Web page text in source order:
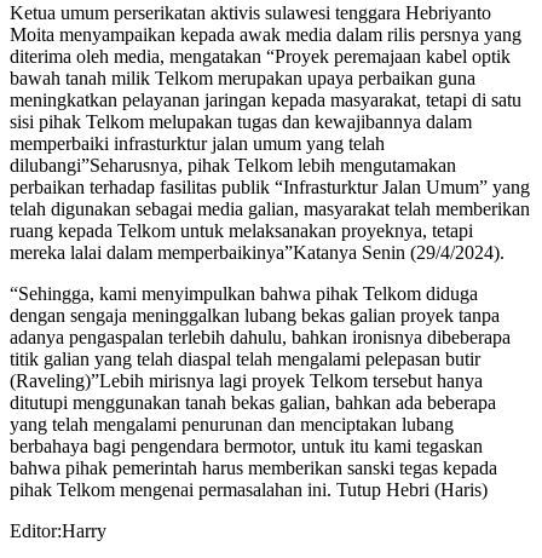
Ketua umum perserikatan aktivis sulawesi tenggara Hebriyanto
Moita menyampaikan kepada awak media dalam rilis persnya yang
diterima oleh media, mengatakan “Proyek peremajaan kabel optik
bawah tanah milik Telkom merupakan upaya perbaikan guna
meningkatkan pelayanan jaringan kepada masyarakat, tetapi di satu
sisi pihak Telkom melupakan tugas dan kewajibannya dalam
memperbaiki infrasturktur jalan umum yang telah
dilubangi”Seharusnya, pihak Telkom lebih mengutamakan
perbaikan terhadap fasilitas publik “Infrasturktur Jalan Umum” yang
telah digunakan sebagai media galian, masyarakat telah memberikan
ruang kepada Telkom untuk melaksanakan proyeknya, tetapi
mereka lalai dalam memperbaikinya”Katanya Senin (29/4/2024).
“Sehingga, kami menyimpulkan bahwa pihak Telkom diduga
dengan sengaja meninggalkan lubang bekas galian proyek tanpa
adanya pengaspalan terlebih dahulu, bahkan ironisnya dibeberapa
titik galian yang telah diaspal telah mengalami pelepasan butir
(Raveling)”Lebih mirisnya lagi proyek Telkom tersebut hanya
ditutupi menggunakan tanah bekas galian, bahkan ada beberapa
yang telah mengalami penurunan dan menciptakan lubang
berbahaya bagi pengendara bermotor, untuk itu kami tegaskan
bahwa pihak pemerintah harus memberikan sanski tegas kepada
pihak Telkom mengenai permasalahan ini. Tutup Hebri (Haris)
Editor:Harry